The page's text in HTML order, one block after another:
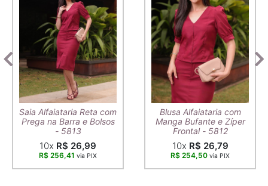
Saia Alfaiataria Reta com
Prega na Barra e Bolsos
- 5813
10x R$ 26,99
R$ 256,41 via PIX
Blusa Alfaiataria com
Manga Bufante e Zíper
Frontal - 5812
10x R$ 26,79
R$ 254,50 via PIX